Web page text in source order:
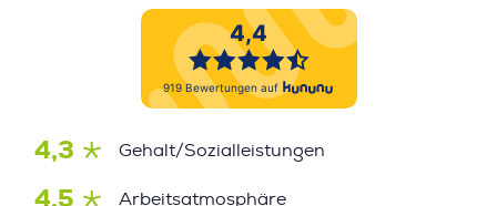
4,3 Gehalt/Sozialleistungen
4,5 Arbeitsatmosphäre